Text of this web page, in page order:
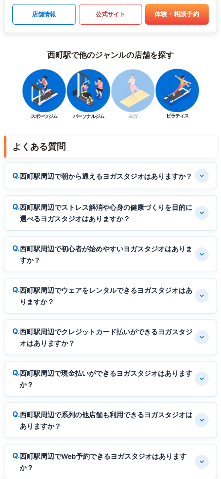
店舗情報 公式サイト 体験・相談予約
西町駅で他のジャンルの店舗を探す
スポーツジム パーソナルジム ヨガ ピラティス
よくある質問
西町駅周辺で朝から通えるヨガスタジオはありますか？
西町駅周辺でストレス解消や心身の健康づくりを目的に
選べるヨガスタジオはありますか？
西町駅周辺で初心者が始めやすいヨガスタジオはありま
すか？
西町駅周辺でウェアをレンタルできるヨガスタジオはあ
りますか？
西町駅周辺でクレジットカード払いができるヨガスタジ
オはありますか？
西町駅周辺で現金払いができるヨガスタジオはあります
か？
西町駅周辺で系列の他店舗も利用できるヨガスタジオは
ありますか？
西町駅周辺でWeb予約できるヨガスタジオはあります
か？